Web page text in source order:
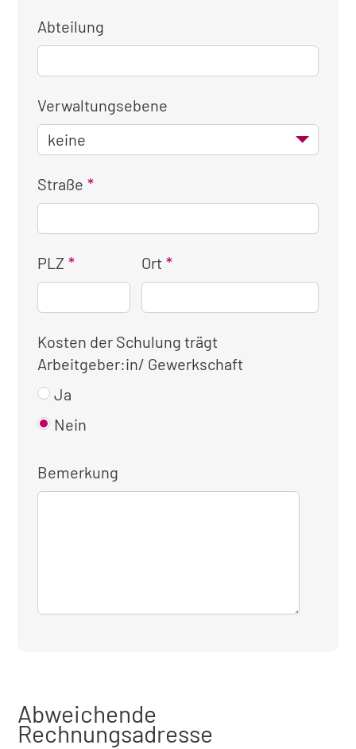
Abteilung
Verwaltungsebene
Straße
PLZ Ort
Kosten der Schulung trägt
Arbeitgeber:in/ Gewerkschaft
Ja
Nein
Bemerkung
Abweichende
Rechnungsadresse